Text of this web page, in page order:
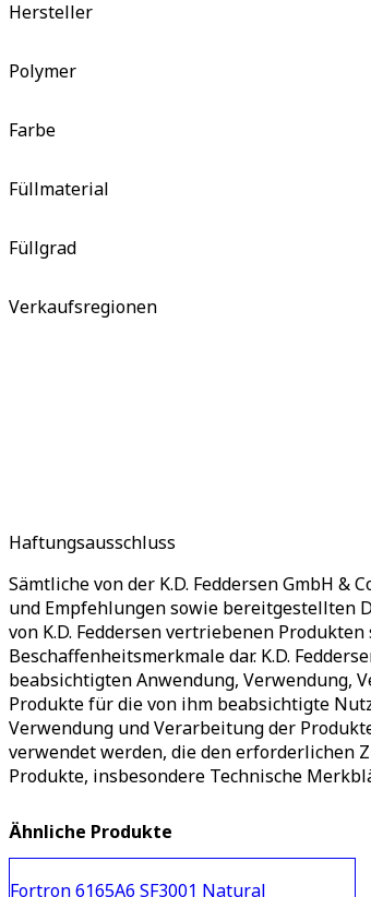
Hersteller
Polymer
Farbe
Füllmaterial
Füllgrad
Verkaufsregionen
Haftungsausschluss
Sämtliche von der K.D. Feddersen GmbH
und Empfehlungen sowie bereitgestellten
von K.D. Feddersen vertriebenen
Beschaffenheitsmerkmale dar. K.D.
beabsichtigten Anwendung, Verwendung,
Produkte für die von ihm beabsichtigte
Verwendung und Verarbeitung der
verwendet werden, die den erforderlichen
Produkte, insbesondere Technische
Ähnliche Produkte
Fortron 6165A6 SF3001 Natural